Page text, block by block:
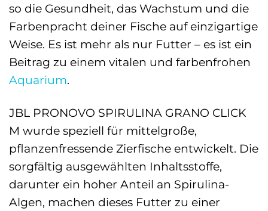
so die Gesundheit, das Wachstum und die
Farbenpracht deiner Fische auf einzigartige
Weise. Es ist mehr als nur Futter – es ist ein
Beitrag zu einem vitalen und farbenfrohen
Aquarium.
JBL PRONOVO SPIRULINA GRANO CLICK
M wurde speziell für mittelgroße,
pflanzenfressende Zierfische entwickelt. Die
sorgfältig ausgewählten Inhaltsstoffe,
darunter ein hoher Anteil an Spirulina-
Algen, machen dieses Futter zu einer